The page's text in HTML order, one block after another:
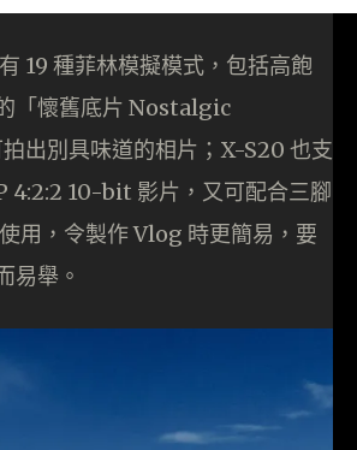
19 種菲林模擬模式，包括高飽
「懷舊底片 Nostalgic
出別具味道的相片；X-S20 也支
4:2:2 10-bit 影片，又可配合三腳
用，令製作 Vlog 時更簡易，要
易舉。